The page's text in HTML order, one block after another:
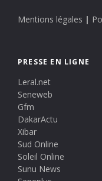
Mentions légales |
PRESSE EN LIGNE
Leral.net
Seneweb
Gfm
DakarActu
Xibar
Sud Online
Soleil Online
Sunu News